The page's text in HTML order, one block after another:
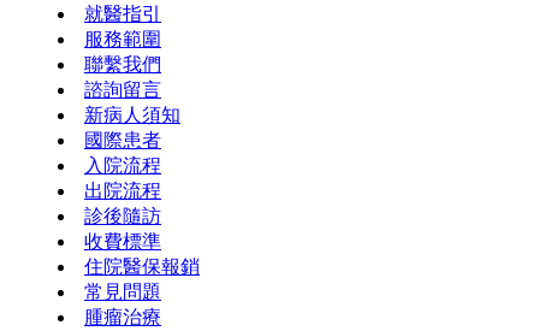
就醫指引
服務範圍
聯繫我們
諮詢留言
新病人須知
國際患者
入院流程
出院流程
診後隨訪
收費標準
住院醫保報銷
常見問題
腫瘤治療